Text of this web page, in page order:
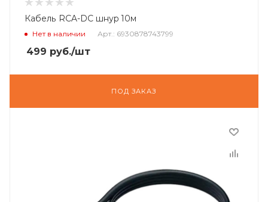
Кабель RCA-DC шнур 10м
Нет в наличии Арт.: 6930878743799
499 руб./шт
ПОД ЗАКАЗ